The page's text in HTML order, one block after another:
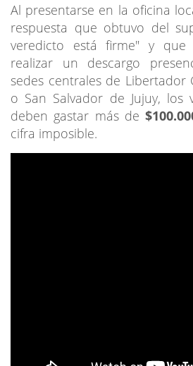
Al presentarse en la oficina
respuesta que obtuvo del
veredicto está firme" y que
realizar un descargo
sedes centrales de Libertador
o San Salvador de Jujuy, los
deben gastar más de
cifra imposible.